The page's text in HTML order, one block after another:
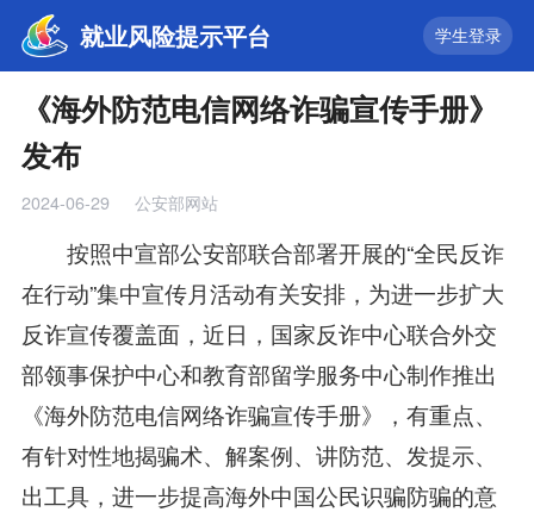
就业风险提示平台 学生登录
《海外防范电信网络诈骗宣传手册》
发布
2024-06-29 公安部网站
按照中宣部公安部联合部署开展的“全民反诈
在行动”集中宣传月活动有关安排，为进一步扩大
反诈宣传覆盖面，近日，国家反诈中心联合外交
部领事保护中心和教育部留学服务中心制作推出
《海外防范电信网络诈骗宣传手册》，有重点、
有针对性地揭骗术、解案例、讲防范、发提示、
出工具，进一步提高海外中国公民识骗防骗的意